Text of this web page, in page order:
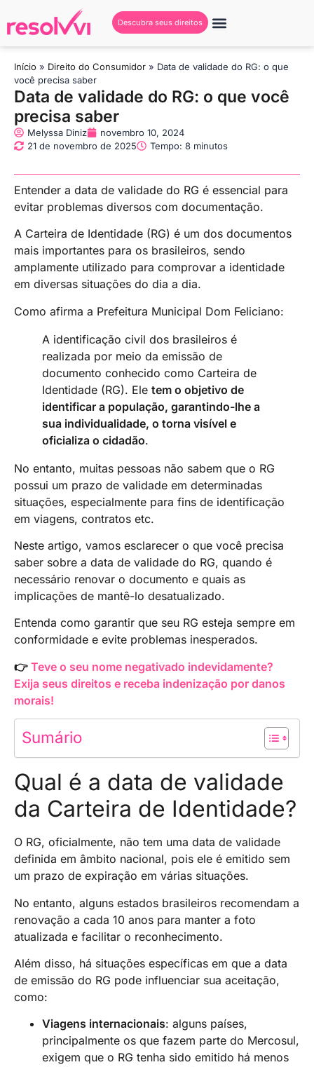
Descubra seus direitos
Início » Direito do Consumidor » Data de validade do RG: o que
você precisa saber
Data de validade do RG: o que você
precisa saber
Melyssa Diniz
novembro 10, 2024
21 de novembro de 2025
Tempo: 8 minutos
Entender a data de validade do RG é essencial para
evitar problemas diversos com documentação.
A Carteira de Identidade (RG) é um dos documentos
mais importantes para os brasileiros, sendo
amplamente utilizado para comprovar a identidade
em diversas situações do dia a dia.
Como afirma a Prefeitura Municipal Dom Feliciano:
A identificação civil dos brasileiros é
realizada por meio da emissão de
documento conhecido como Carteira de
Identidade (RG). Ele tem o objetivo de
identificar a população, garantindo-lhe a
sua individualidade, o torna visível e
oficializa o cidadão.
No entanto, muitas pessoas não sabem que o RG
possui um prazo de validade em determinadas
situações, especialmente para fins de identificação
em viagens, contratos etc.
Neste artigo, vamos esclarecer o que você precisa
saber sobre a data de validade do RG, quando é
necessário renovar o documento e quais as
implicações de mantê-lo desatualizado.
Entenda como garantir que seu RG esteja sempre em
conformidade e evite problemas inesperados.
👉 Teve o seu nome negativado indevidamente?
Exija seus direitos e receba indenização por danos
morais!
Sumário
Qual é a data de validade
da Carteira de Identidade?
O RG, oficialmente, não tem uma data de validade
definida em âmbito nacional, pois ele é emitido sem
um prazo de expiração em várias situações.
No entanto, alguns estados brasileiros recomendam a
renovação a cada 10 anos para manter a foto
atualizada e facilitar o reconhecimento.
Além disso, há situações específicas em que a data
de emissão do RG pode influenciar sua aceitação,
como:
Viagens internacionais: alguns países,
principalmente os que fazem parte do Mercosul,
exigem que o RG tenha sido emitido há menos